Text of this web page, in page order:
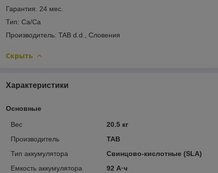
Гарантия: 24 мес.
Тип: Ca/Ca
Производитель: TAB d.d., Словения
Скрыть
Характеристики
Основные
Вес
20.5 кг
Производитель
TAB
Тип аккумулятора
Свинцово-кислотные (SLA)
Емкость аккумулятора
92 А·ч